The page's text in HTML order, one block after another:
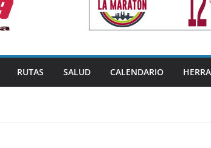
El equipo femenino del Tritones
Rioja alcanza el podio nacional de
Acuatlón en Calahorra
España absoluto en Disco
Calahorra acoge este fin de semana
RUTAS SALUD CALENDARIO